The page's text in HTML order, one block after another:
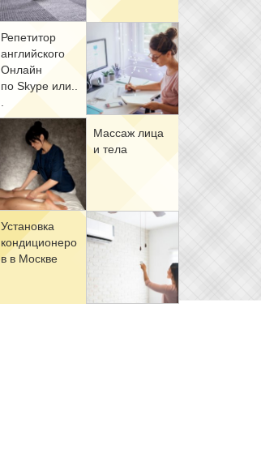
Ре­пе­ти­тор
ан­глий­ско­го
Он­лайн
по Skype или..
Мас­саж ли­ца
и те­ла
Уста­нов­ка
кон­ди­ци­о­не­ро
в в Москве